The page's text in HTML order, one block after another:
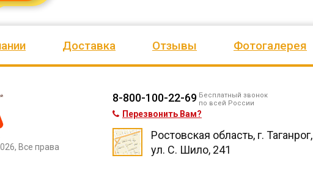
Целинного района Республики
Калмыкия
Доставка Отзывы Фотогалерея
Все права
8-800-100-22-69 Бесплатный звонок
по всей России
Перезвонить Вам?
Ростовская область, г. Таганрог,
ул. С. Шило, 241